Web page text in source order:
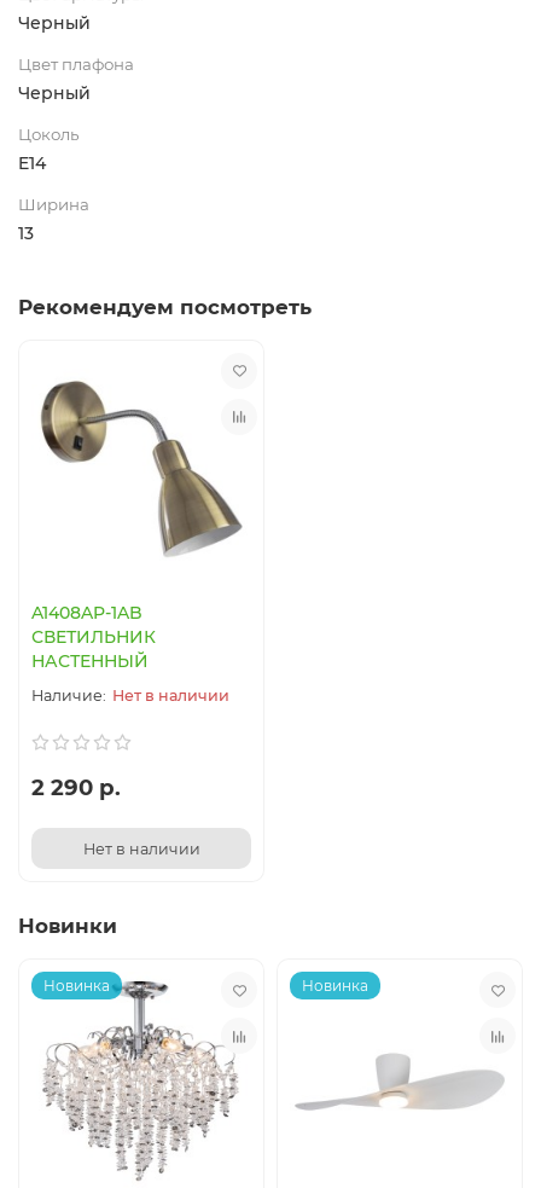
Черный
Цвет плафона
Черный
Цоколь
E14
Ширина
13
Рекомендуем посмотреть
A1408AP-1AB
СВЕТИЛЬНИК
НАСТЕННЫЙ
Нет в наличии
2 290 р.
Нет в наличии
Новинки
Новинка Новинка